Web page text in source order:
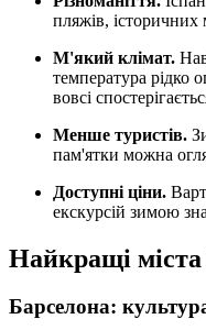
пляжів, історичних
М'який клімат.
температура рідко
вовсі
Менше туристів.
пам'ятки можна
Доступні ціни.
екскурсій зимою
Найкращі міста
Барселона: